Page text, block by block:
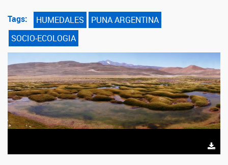
Tags: HUMEDALES
PUNA ARGENTINA
SOCIO-ECOLOGIA